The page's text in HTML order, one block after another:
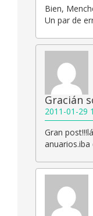
Bien,
Un par de
Gracián
2011-01-29
Gran
anuarios.iba